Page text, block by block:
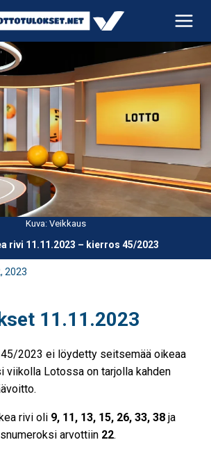
Kuva: Veikkaus
rivi 11.11.2023 – kierros 45/2023
2023
11.11.2023
2023 ei löydetty seitsemää oikeaa
viikolla Lotossa on tarjolla kahden
rivi oli 9, 11, 13, 15, 26, 33, 38 ja
arvottiin 22.